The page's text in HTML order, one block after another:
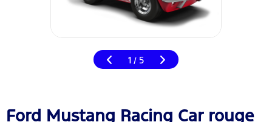
1 / 5
Ford Mustang Racing Car rouge